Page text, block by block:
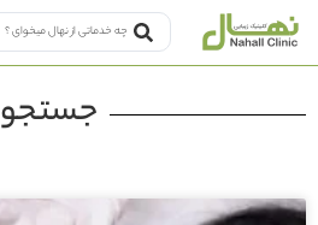
جستجو